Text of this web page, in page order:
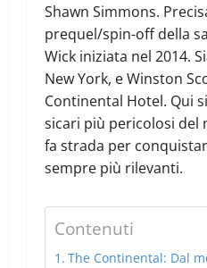
Shawn Simmons.
prequel/spin-off della
Wick iniziata nel 2014.
New York, e Winston
Continental Hotel. Qui
sicari più pericolosi del
fa strada per
sempre più rilevanti.
Contenuti
The Continental: Dal